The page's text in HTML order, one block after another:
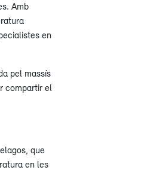
Amb
en
pel massís
compartir el
que
en les